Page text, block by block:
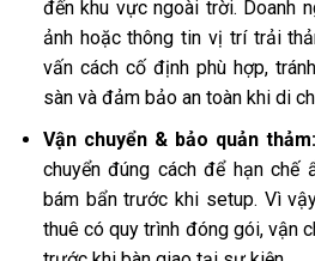
đến khu vực ngoài trời. Doanh
ảnh hoặc thông tin vị trí trải
vấn cách cố định phù hợp,
sàn và đảm bảo an toàn khi di
Vận chuyển & bảo quản thảm:
chuyển đúng cách để hạn chế
bám bẩn trước khi setup. Vì
thuê có quy trình đóng gói, vận